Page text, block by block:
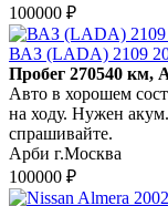
100000 ₽
ВАЗ (LADA) 2109
Пробег 270540 км,
Авто в хорошем
на ходу. Нужен
спрашивайте.
Арби г.Москва
100000 ₽